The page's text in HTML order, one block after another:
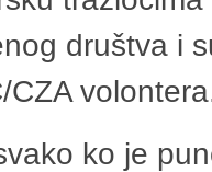
društva i
CZA
ko je